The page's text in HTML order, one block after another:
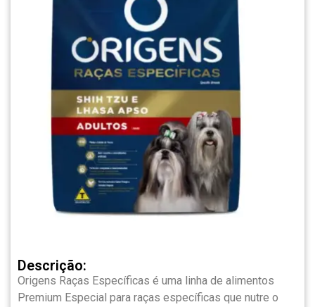
Descrição:
Origens Raças Específicas é uma linha de alimentos
Premium Especial para raças específicas que nutre o